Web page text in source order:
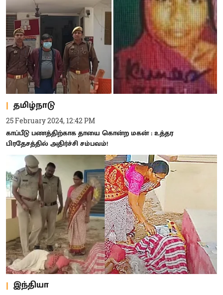
தமிழ்நாடு
25 February 2024, 12:42 PM
காப்பீடு பணத்திற்காக தாயை கொன்ற மகன் : உத்தர
பிரதேசத்தில் அதிர்ச்சி சம்பவம்!
இந்தியா